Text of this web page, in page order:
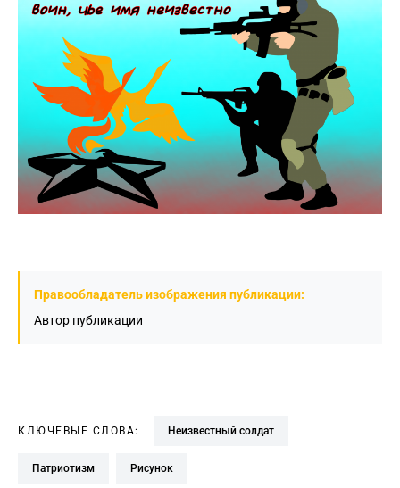
Правообладатель изображения публикации:
Автор публикации
КЛЮЧЕВЫЕ СЛОВА: неизвестный солдат
патриотизм рисунок